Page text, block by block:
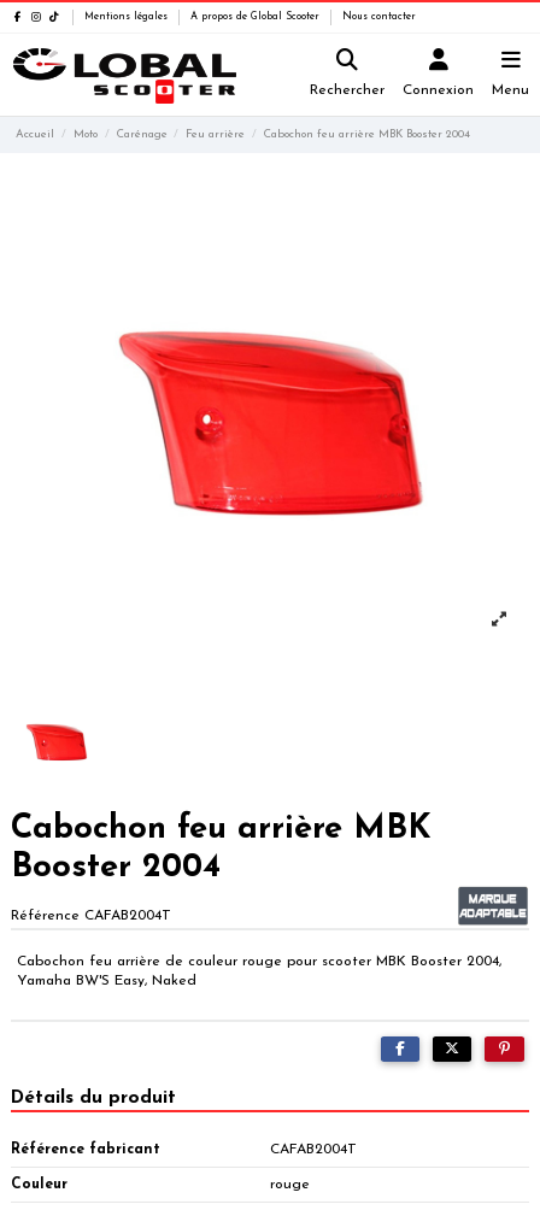
Mentions légales A propos de Global Scooter Nous contacter
Rechercher Connexion Menu
Accueil Moto Carénage Feu arrière Cabochon feu arrière MBK Booster 2004
Cabochon feu arrière MBK
Booster 2004
Référence CAFAB2004T
Cabochon feu arrière de couleur rouge pour scooter MBK Booster 2004,
Yamaha BW'S Easy, Naked
Détails du produit
Référence fabricant CAFAB2004T
Couleur rouge